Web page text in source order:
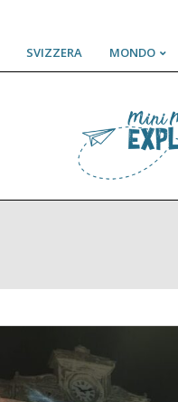
SVIZZERA MONDO